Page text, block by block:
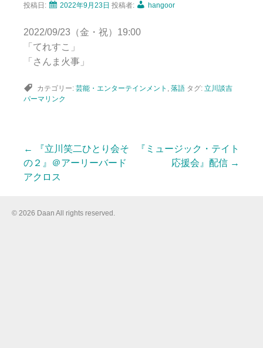
ツ
ス
キ
ッ
投稿日: 2022年9月23日 投稿者: hangoor
2022/09/23（金・祝）19:00
「てれすこ」
「さんま火事」
カテゴリー: 芸能・エンターテインメント , 落語 タグ: 立川談吉
パーマリンク
投
稿
←
『立川笑二ひとり会そ
の２』＠アーリーバード
アクロス
『ミュージック・テイト
応援会』配信 →
© 2026 Daan All rights reserved.